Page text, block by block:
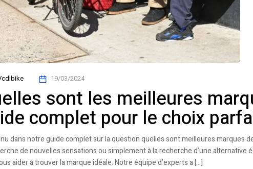
19/03/2024
sont les meilleures
complet pour le choix
dans notre guide complet sur la question quelles sont meilleures marques
de nouvelles sensations ou simplement à la recherche d’une
aider à trouver la marque idéale. Notre équipe d’experts a […]